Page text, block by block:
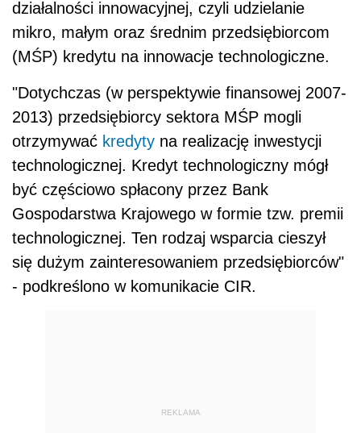
działalności innowacyjnej, czyli udzielanie
mikro, małym oraz średnim przedsiębiorcom
(MŚP) kredytu na innowacje technologiczne.
"Dotychczas (w perspektywie finansowej 2007-
2013) przedsiębiorcy sektora MŚP mogli
otrzymywać kredyty na realizację inwestycji
technologicznej. Kredyt technologiczny mógł
być częściowo spłacony przez Bank
Gospodarstwa Krajowego w formie tzw. premii
technologicznej. Ten rodzaj wsparcia cieszył
się dużym zainteresowaniem przedsiębiorców"
- podkreślono w komunikacie CIR.
REKLAMA